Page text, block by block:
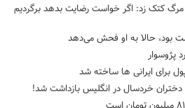
کتک زد: اگر خواست رضایت بدهد برگردیم
بود، حالا به او فحش می‌دهد
پژوسوار
دختران خردسال در انگلیس بازداشت شد!